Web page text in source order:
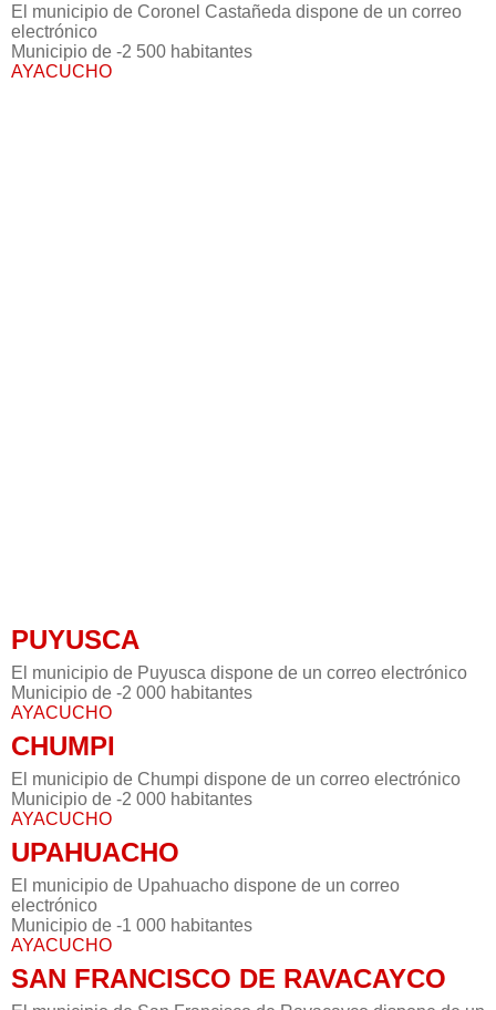
El municipio de Coronel Castañeda dispone de un correo
electrónico
Municipio de -2 500 habitantes
AYACUCHO
PUYUSCA
El municipio de Puyusca dispone de un correo electrónico
Municipio de -2 000 habitantes
AYACUCHO
CHUMPI
El municipio de Chumpi dispone de un correo electrónico
Municipio de -2 000 habitantes
AYACUCHO
UPAHUACHO
El municipio de Upahuacho dispone de un correo
electrónico
Municipio de -1 000 habitantes
AYACUCHO
SAN FRANCISCO DE RAVACAYCO